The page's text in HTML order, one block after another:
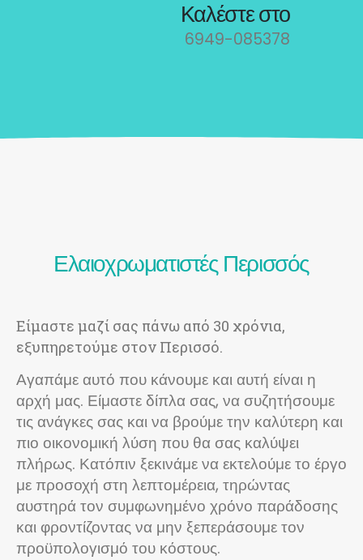
Καλέστε στο
6949-085378
Ελαιοχρωματιστές Περισσός
Είμαστε μαζί σας πάνω από 30 χρόνια,
εξυπηρετούμε στον Περισσό.
Αγαπάμε αυτό που κάνουμε και αυτή είναι η
αρχή μας. Είμαστε δίπλα σας, να συζητήσουμε
τις ανάγκες σας και να βρούμε την καλύτερη και
πιο οικονομική λύση που θα σας καλύψει
πλήρως. Κατόπιν ξεκινάμε να εκτελούμε το έργο
με προσοχή στη λεπτομέρεια, τηρώντας
αυστηρά τον συμφωνημένο χρόνο παράδοσης
και φροντίζοντας να μην ξεπεράσουμε τον
προϋπολογισμό του κόστους.